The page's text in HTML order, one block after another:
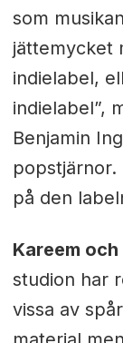
som
jättemycket
indielabel,
indielabel”,
Benjamin
popstjärnor.
på den
Kareem
studion har
vissa av